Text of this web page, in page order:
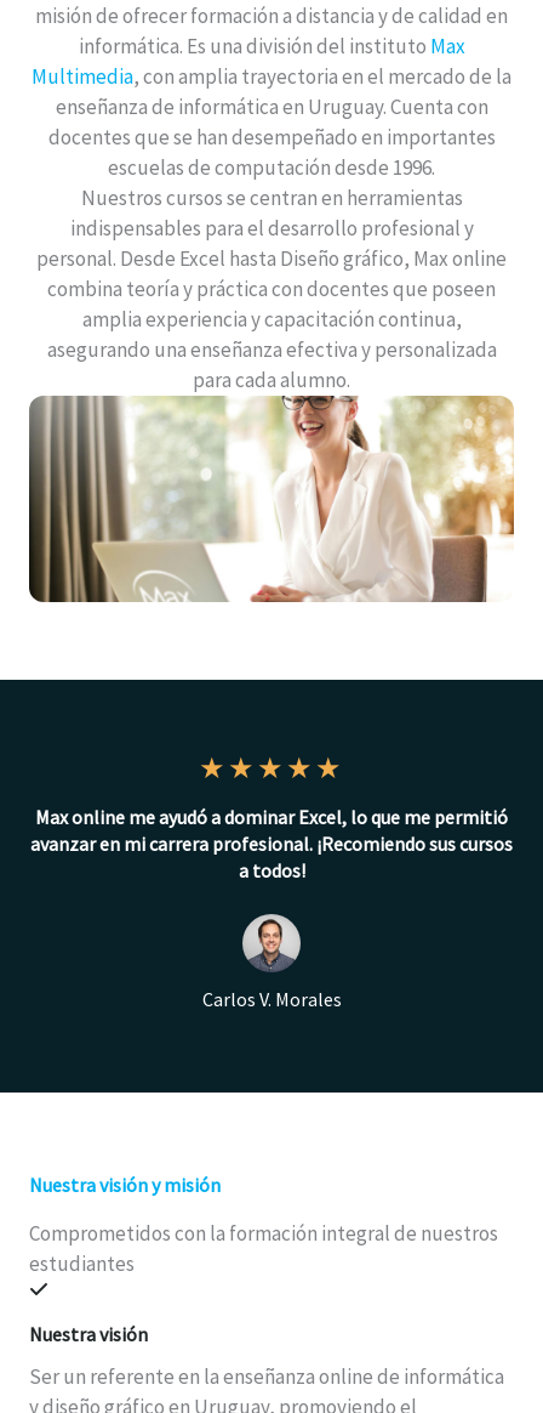
misión de ofrecer formación a distancia y de calidad en
informática. Es una división del instituto Max
Multimedia, con amplia trayectoria en el mercado de la
enseñanza de informática en Uruguay. Cuenta con
docentes que se han desempeñado en importantes
escuelas de computación desde 1996.
Nuestros cursos se centran en herramientas
indispensables para el desarrollo profesional y
personal. Desde Excel hasta Diseño gráfico, Max online
combina teoría y práctica con docentes que poseen
amplia experiencia y capacitación continua,
asegurando una enseñanza efectiva y personalizada
para cada alumno.
★★★★★
Max online me ayudó a dominar Excel, lo que me permitió
avanzar en mi carrera profesional. ¡Recomiendo sus cursos
a todos!
Carlos V. Morales
Nuestra visión y misión
Comprometidos con la formación integral de nuestros
estudiantes
Nuestra visión
Ser un referente en la enseñanza online de informática
y diseño gráfico en Uruguay, promoviendo el